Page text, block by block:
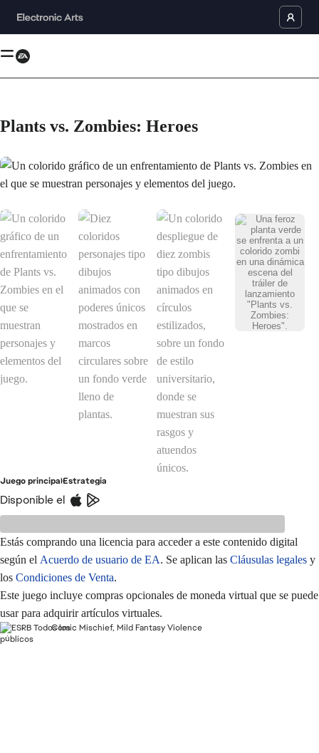
Plants vs. Zombies: Heroes
Un colorido gráfico de un enfrentamiento de Plants vs. Zombies en el
Juego principalEstrategia
Disponible el
Estás comprando una licencia para acceder a este contenido digital
según el Acuerdo de usuario de EA. Se aplican las Cláusulas legales y
los Condiciones de Venta.
Este juego incluye compras opcionales de moneda virtual que se puede
usar para adquirir artículos virtuales.
Comic Mischief, Mild Fantasy Violence